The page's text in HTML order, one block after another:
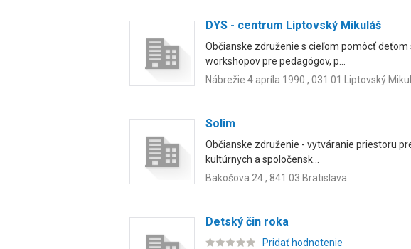
DYS - centrum Liptovský Mikuláš
Občianske združenie s cieľom pomôcť
workshopov pre pedagógov, p...
Nábrežie 4.apríla 1990 , 031 01 Liptovský
Solim
Občianske združenie - vytváranie priestoru
kultúrnych a spoločensk...
Bakošova 24 , 841 03 Bratislava
Detský čin roka
Pridať hodnotenie